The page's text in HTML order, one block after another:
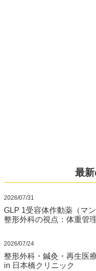
最
2026/07/31
GLP 1受容体作動薬（マ
整形外科の視点：体重管
2026/07/24
整形外科・鍼灸・再生医
in 日本橋クリニック